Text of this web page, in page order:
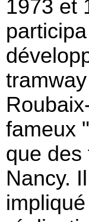
1973 et
fameux
que des
Nancy.